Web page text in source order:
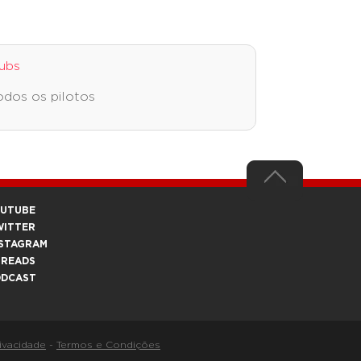
os pilotos
- Termos e Condições